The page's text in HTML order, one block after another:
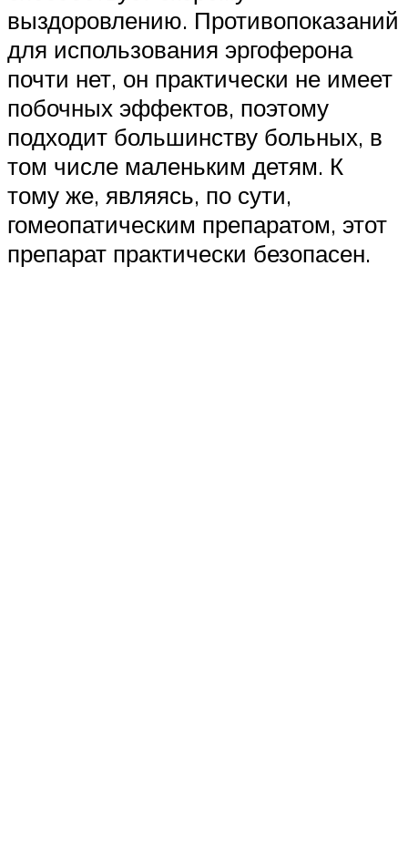
выздоровлению. Противопоказаний
для использования эргоферона
почти нет, он практически не имеет
побочных эффектов, поэтому
подходит большинству больных, в
том числе маленьким детям. К
тому же, являясь, по сути,
гомеопатическим препаратом, этот
препарат практически безопасен.